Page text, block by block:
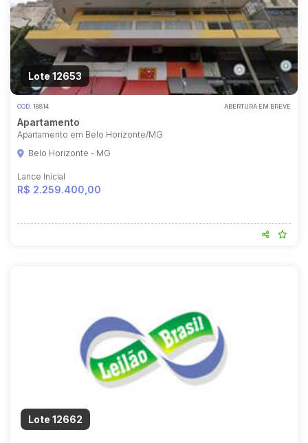
Lote 12653
COD. 18814 ABERTURA EM BREVE
Apartamento
Apartamento em Belo Horizonte/MG
Belo Horizonte - MG
Lance Inicial
R$ 2.259.400,00
Lote 12662